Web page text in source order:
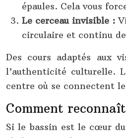
épaules. Cela vous
Le cerceau invisible :
circulaire et continu
Des cours adaptés aux
l’authenticité culturelle.
centre où se connectent
Comment
Si le bassin est le cœur